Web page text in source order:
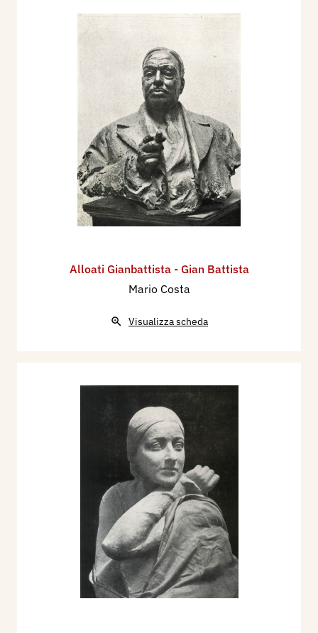
Alloati Gianbattista - Gian Battista
Mario Costa
Visualizza scheda